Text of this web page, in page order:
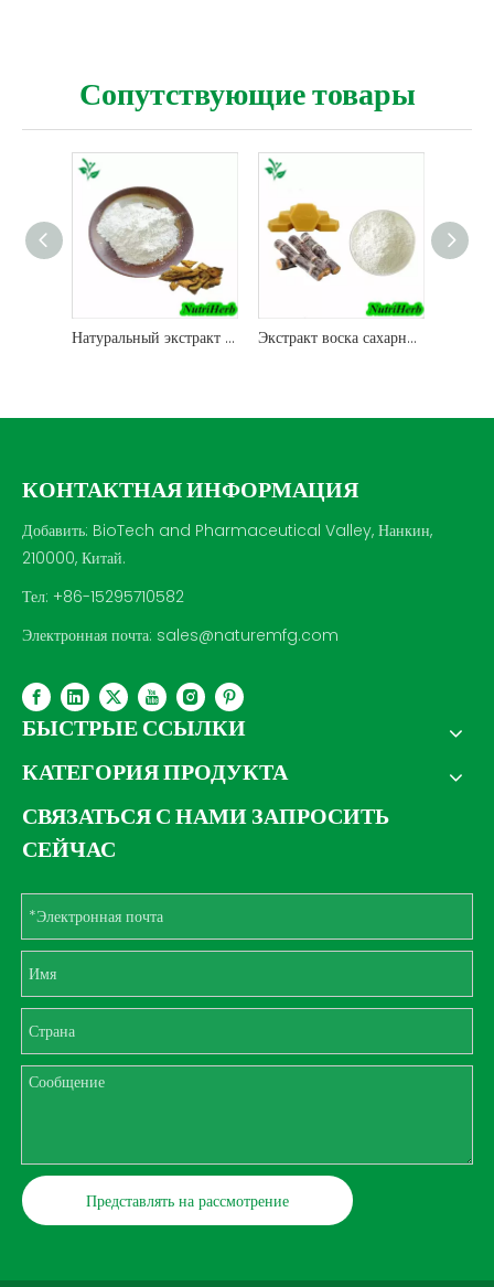
Сопутствующие товары
Натуральный экстракт Polygonum Cuspidatum Полидатиновый порошок Экстракт воска сахарного тростника Поликозанол Октакозанол Порошок
КОНТАКТНАЯ ИНФОРМАЦИЯ
Добавить: BioTech and Pharmaceutical Valley, Нанкин,
210000, Китай.
Тел: +86-15295710582
Электронная почта: sales@naturemfg.com
БЫСТРЫЕ ССЫЛКИ
КАТЕГОРИЯ ПРОДУКТА
СВЯЗАТЬСЯ С НАМИ ЗАПРОСИТЬ
СЕЙЧАС
Представлять на рассмотрение